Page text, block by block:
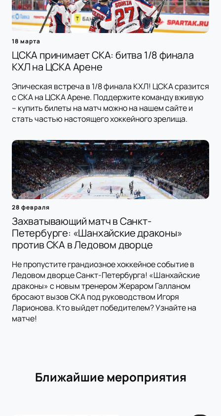
18 марта
ЦСКА принимает СКА: битва 1/8 финала
КХЛ на ЦСКА Арене
Эпическая встреча в 1/8 финала КХЛ! ЦСКА сразится
с СКА на ЦСКА Арене. Поддержите команду вживую
– купить билеты на матч можно на нашем сайте и
стать частью настоящего хоккейного зрелища.
28 февраля
Захватывающий матч в Санкт-
Петербурге: «Шанхайские драконы»
против СКА в Ледовом дворце
Не пропустите грандиозное хоккейное событие в
Ледовом дворце Санкт-Петербурга! «Шанхайские
драконы» с новым тренером Жераром Галланом
бросают вызов СКА под руководством Игоря
Ларионова. Кто выйдет победителем? Узнайте на
матче!
Ближайшие мероприятия